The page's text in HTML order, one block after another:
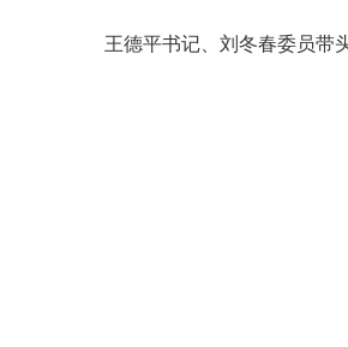
王德平书记、刘冬春委员带